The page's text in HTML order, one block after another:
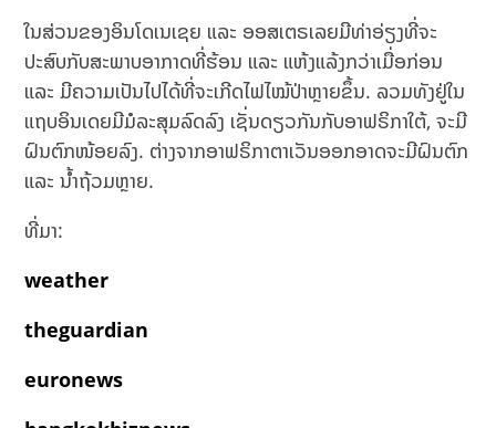
ໃນສ່ວນຂອງ​ອິນ​ໂດ​ເນ​ເຊຍ ແລະ ອອສເຕຣເລຍມີທ່າອ່ຽງທີ່ຈະ
ປະສົບກັບສະພາບອາກາດທີ່ຮ້ອນ ແລະ ແຫ້ງແລ້ງກວ່າເມື່ອກ່ອນ
ແລະ ​ມີ​ຄວາມ​ເປັນ​ໄປ​ໄດ້​ທີ່​ຈະ​ເກີດ​ໄຟ​ໄໝ້ປ່າ​ຫຼາຍ​ຂຶ້ນ​. ລວມທັງຢູ່ໃນ
ແຖບອິນເດຍມີມໍລະສຸມລົດລົງ ເຊັ່ນດຽວກັນກັບອາຟຣິກາໃຕ້, ຈະມີ
ຝົນຕົກໜ້ອຍລົງ. ຕ່າງຈາກອາຟຣິກາຕາເວັນອອກອາດຈະມີຝົນຕົກ
ແລະ ນໍ້າຖ້ວມຫຼາຍ.
ທີ່ມາ:
weather
theguardian
euronews